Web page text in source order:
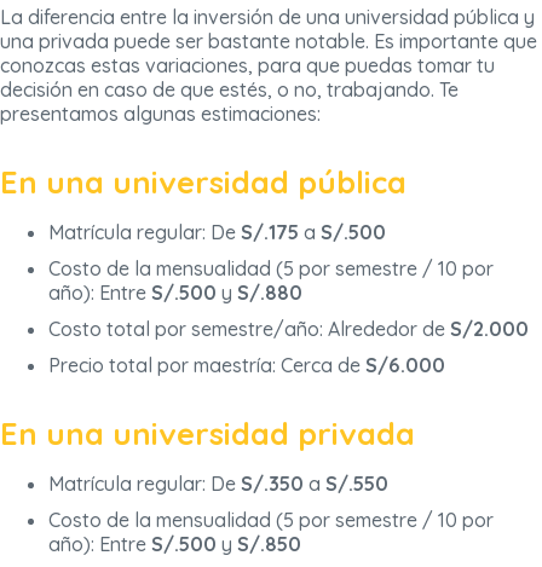
La diferencia entre la inversión de una universidad pública y
una privada puede ser bastante notable. Es importante que
conozcas estas variaciones, para que puedas tomar tu
decisión en caso de que estés, o no, trabajando. Te
presentamos algunas estimaciones:
En una universidad pública
Matrícula regular: De S/.175 a S/.500
Costo de la mensualidad (5 por semestre / 10 por
año): Entre S/.500 y S/.880
Costo total por semestre/año: Alrededor de S/2.000
Precio total por maestría: Cerca de S/6.000
En una universidad privada
Matrícula regular: De S/.350 a S/.550
Costo de la mensualidad (5 por semestre / 10 por
año): Entre S/.500 y S/.850